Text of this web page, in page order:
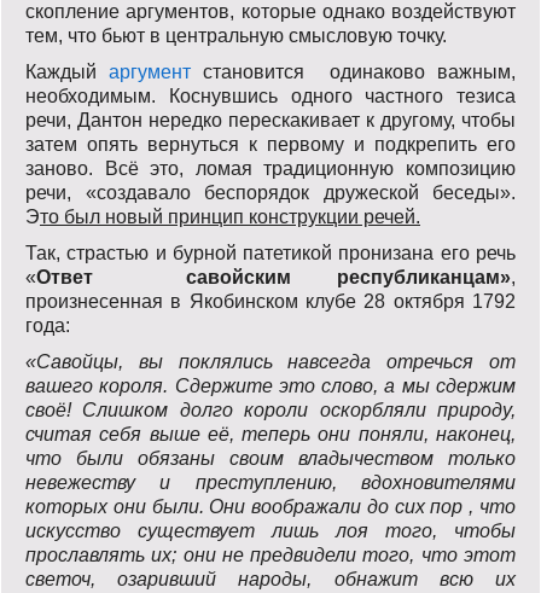
скопление аргументов, которые однако воздействуют
тем, что бьют в центральную смысловую точку.
Каждыйаргумент становится одинаково важным,
необходимым. Коснувшись одного частного тезиса
речи, Дантон нередко перескакивает к другому, чтобы
затем опять вернуться к первому и подкрепить его
заново. Всё это, ломая традиционную композицию
речи, «создавало беспорядок дружеской беседы».
Это был новый принцип конструкции речей.
Так, страстью и бурной патетикой пронизана его речь
«Ответ савойским республиканцам»,
произнесенная в Якобинском клубе 28 октября 1792
года:
«Савойцы, вы поклялись навсегда отречься от
вашего короля. Сдержите это слово, а мы сдержим
своё! Слишком долго короли оскорбляли природу,
считая себя выше её, теперь они поняли, наконец,
что были обязаны своим владычеством только
невежеству и преступлению, вдохновителями
которых они были. Они воображали до сих пор , что
искусство существует лишь лоя того, чтобы
прославлять их; они не предвидели того, что этот
светоч, озаривший народы, обнажит всю их